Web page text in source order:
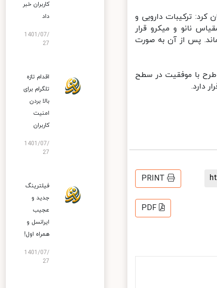
ترکیبات دارویی و
نانو و میکرو قرار
پس از آن به صورت
با موفقیت در سطح
PRINT
PDF
کاربران خبر
داد
1401/07/
27
اقدام تازه
تلگرام برای
بالا بردن
امنیت
کاربران
1401/07/
27
فیلترینگ
جدید و
عجیب
ایرانسل و
همراه اول!
1401/07/
27